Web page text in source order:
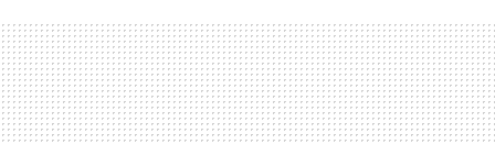
MAIL